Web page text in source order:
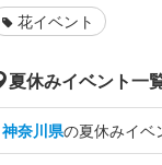
花イベント
夏休みイベント一
神奈川県の夏休みイベ